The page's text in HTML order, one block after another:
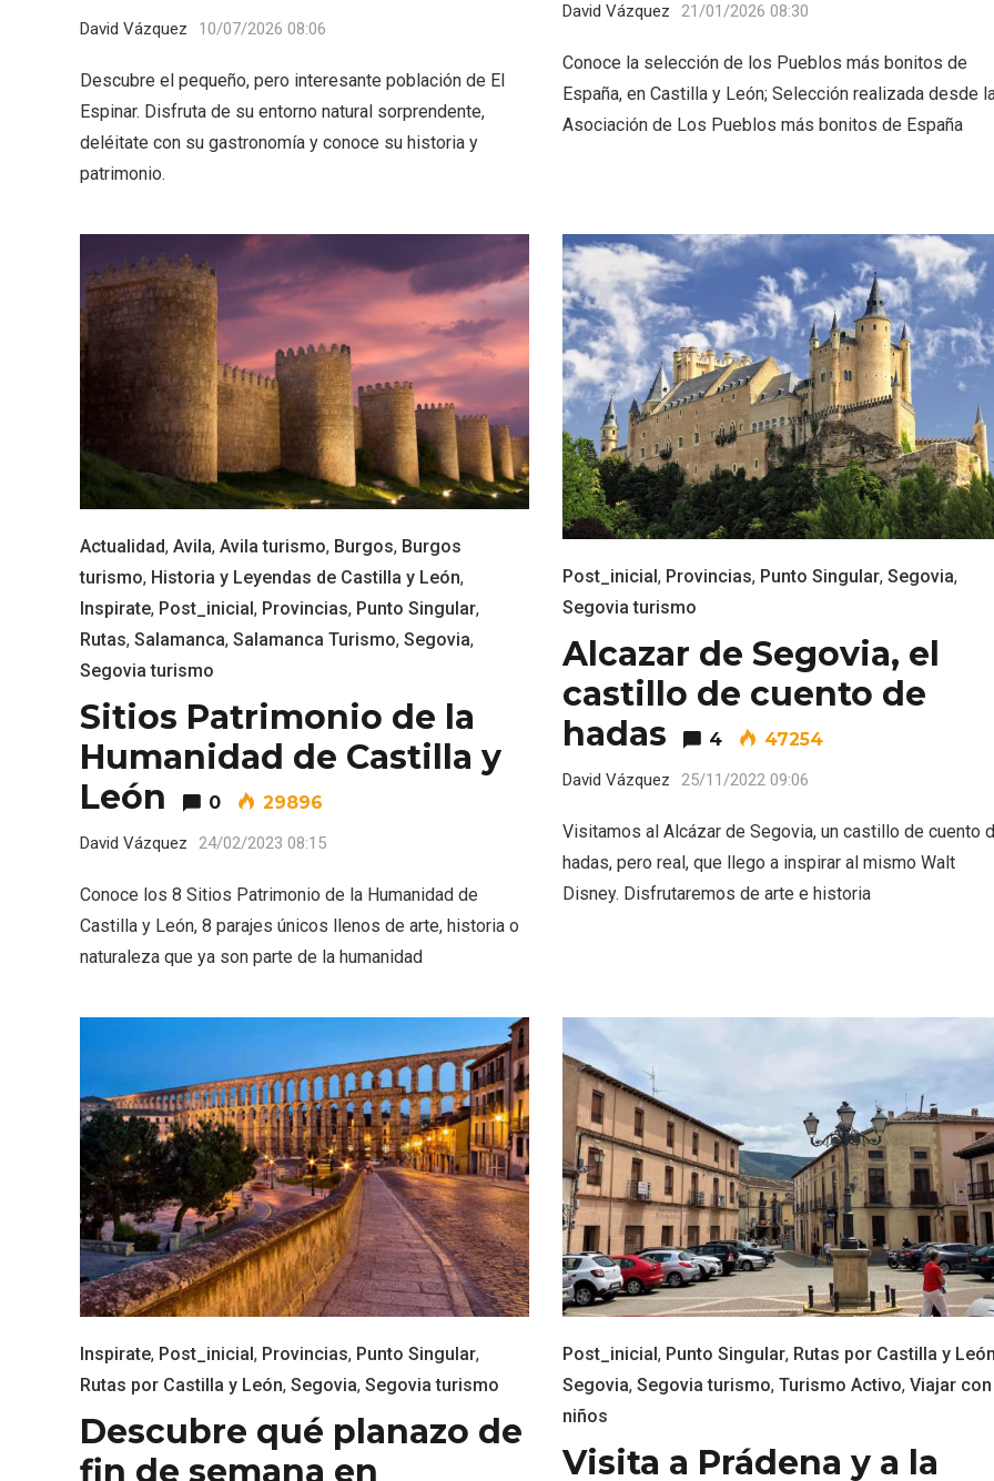
David Vázquez 10/07/2026 08:06
Descubre el pequeño, pero interesante población de El
Espinar. Disfruta de su entorno natural sorprendente,
deléitate con su gastronomía y conoce su historia y
patrimonio.
David Vázquez 21/01/2026 08:30
Conoce la selección de los Pueblos más bonitos de
España, en Castilla y León; Selección realizada desde
Asociación de Los Pueblos más bonitos de España
Actualidad, Avila, Avila turismo, Burgos, Burgos
turismo, Historia y Leyendas de Castilla y León,
Inspirate, Post_inicial , Provincias, Punto Singular,
Rutas, Salamanca, Salamanca Turismo, Segovia,
Segovia turismo
Sitios Patrimonio de la
Humanidad de Castilla y
León
0 29896
David Vázquez 24/02/2023 08:15
Conoce los 8 Sitios Patrimonio de la Humanidad de
Castilla y León, 8 parajes únicos llenos de arte, historia o
naturaleza que ya son parte de la humanidad
Post_inicial, Provincias, Punto Singular, Segovia,
Segovia turismo
Alcazar de Segovia, el
castillo de cuento de
hadas
4 47254
David Vázquez 25/11/2022 09:06
Visitamos al Alcázar de Segovia, un castillo de cuento
hadas, pero real, que llego a inspirar al mismo Walt
Disney. Disfrutaremos de arte e historia
Inspirate, Post_inicial , Provincias, Punto Singular,
Rutas por Castilla y León, Segovia, Segovia turismo
Descubre qué planazo de
fin de semana en
Post_inicial , Punto Singular, Rutas por Castilla y León
Segovia, Segovia turismo, Turismo Activo, Viajar con
niños
Visita a Prádena y a la
Sepúlveda y Feria de
Artesanía
Velay, una imagen renovada
para el vermouth de
El Espinar, un pueblo
de la Sierra de
en su vertiente
El Cronicón de Oña sale a la
calle
Conciertos gratuitos del
coro Wetherby Preparatory
School en Ávila y Salamanca
VII Feria del Vino de
2026 ‘Sotillo, el Vino y
V Feria Europea del Queso
2026 en Serrada
La zonificación como
recurso turístico de la Ruta
del Vino de Rueda
Enoturismo visitando la
Bodega Museo La Olmilla, en
Peñafiel
Paseo nocturno por
Valladolid
IGP Morcilla de Burgos
triunfó en el Salón
2026